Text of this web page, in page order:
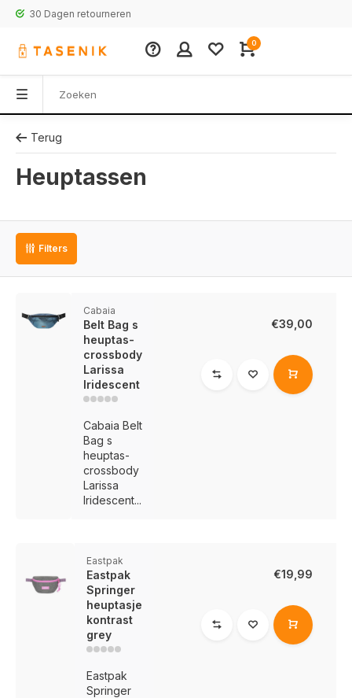
30 Dagen retourneren
0
Terug
Heuptassen
Filters
Cabaia
Belt Bag s
heuptas-
crossbody
Larissa
Iridescent
Cabaia Belt
Bag s
heuptas-
crossbody
Larissa
Iridescent...
€39,00
Eastpak
Eastpak
Springer
heuptasje
kontrast
grey
Eastpak
Springer
€19,99